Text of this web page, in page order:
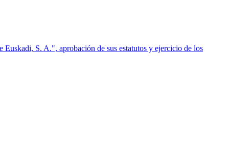
S. A.", aprobación de sus estatutos y ejercicio de los